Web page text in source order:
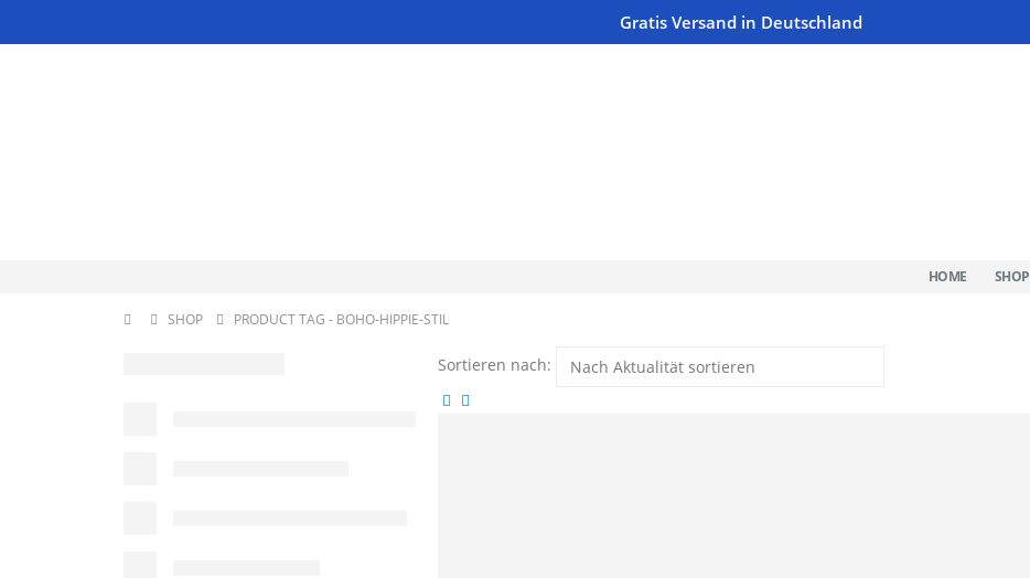
Gratis Versand in Deutschland
HOME SHOP
SHOP PRODUCT TAG - BOHO-HIPPIE-STIL
Sortieren nach: